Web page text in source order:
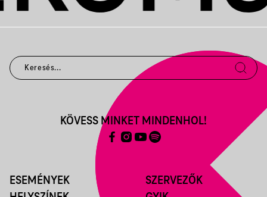
ESEMÉNYEK
SZERVEZŐK
KÖVESS MINKET MINDENHOL!